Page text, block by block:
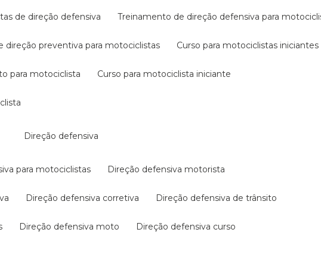
de direção defensiva treinamento de direção defensiva para
direção preventiva para motociclistas curso para motociclistas iniciantes
para motociclista curso para motociclista iniciante
direção defensiva
para motociclistas direção defensiva motorista
direção defensiva corretiva direção defensiva de trânsito
direção defensiva moto direção defensiva curso